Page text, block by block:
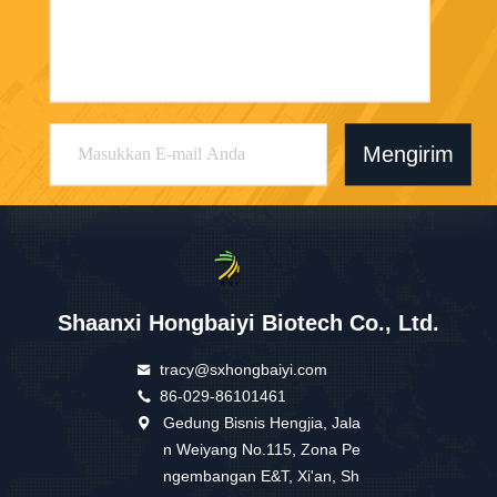
Mengirim
Shaanxi Hongbaiyi Biotech Co., Ltd.
tracy@sxhongbaiyi.com
86-029-86101461
Gedung Bisnis Hengjia, Jala
n Weiyang No.115, Zona Pe
ngembangan E&T, Xi'an, Sh